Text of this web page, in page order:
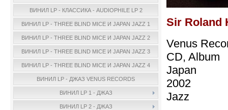
ВИНИЛ LP - КЛАССИКА - AUDIOPHILE LP 2
ВИНИЛ LP - THREE BLIND MICE И JAPAN JAZZ 1
ВИНИЛ LP - THREE BLIND MICE И JAPAN JAZZ 2
ВИНИЛ LP - THREE BLIND MICE И JAPAN JAZZ 3
ВИНИЛ LP - THREE BLIND MICE И JAPAN JAZZ 4
ВИНИЛ LP - ДЖАЗ VENUS RECORDS
ВИНИЛ LP 1 - ДЖАЗ
ВИНИЛ LP 2 - ДЖАЗ
Sir Roland
Venus
CD, Album
Japan
2002
Jazz